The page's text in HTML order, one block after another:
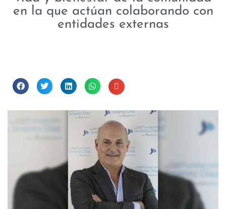
en la que actúan colaborando con
entidades externas